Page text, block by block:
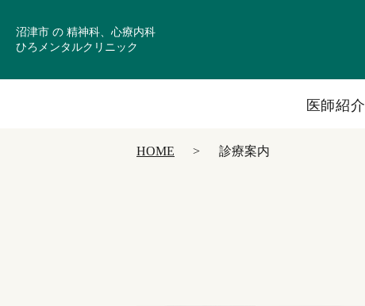
沼津市 の 精神科、心療内科
ひろメンタルクリニック
医師紹介
HOME 診療案内